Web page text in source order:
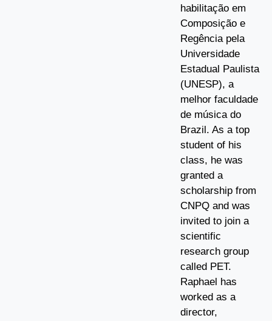
habilitação em
Composição e
Regência pela
Universidade
Estadual Paulista
(UNESP), a
melhor faculdade
de música do
Brazil. As a top
student of his
class, he was
granted a
scholarship from
CNPQ and was
invited to join a
scientific
research group
called PET.
Raphael has
worked as a
director,